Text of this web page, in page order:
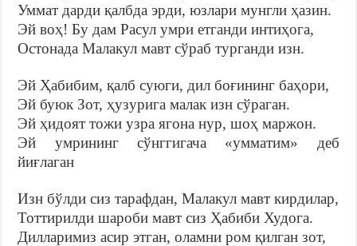
Уммат дарди қалбда эрди, юзлари мунгли ҳазин.
Эй воҳ! Бу дам Расул умри етганди интиҳога,
Остонада Малакул мавт сўраб турганди изн.
Эй Ҳабибим, қалб суюги, дил боғининг баҳори,
Эй буюк Зот, ҳузурига малак изн сўраган.
Эй ҳидоят тожи узра ягона нур, шоҳ маржон.
Эй умрининг сўнггигача «умматим» деб
йиғлаган
Изн бўлди сиз тарафдан, Малакул мавт кирдилар,
Тоттирилди шароби мавт сиз Ҳабиби Худога.
Дилларимиз асир этган, оламни ром қилган зот,